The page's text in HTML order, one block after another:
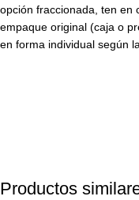
opción fraccionada, ten en
empaque original (caja o
en forma individual según
Productos